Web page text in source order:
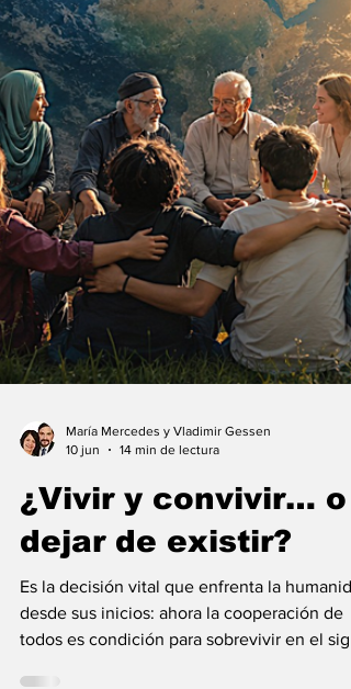
María Mercedes y Vladimir Gessen
10 jun
14 min de lectura
¿Vivir y convivir… o